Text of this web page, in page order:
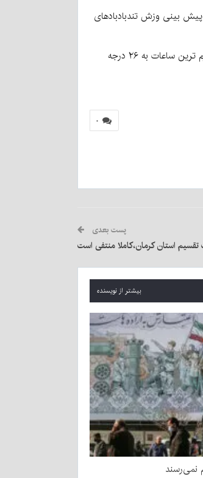
پیش بینی وزش تندبادبادهای
رییس اداره پیش بینی هواشناسی استان کرمان با بیان اینکه دمای هوای شهر کرمان صبح امروز ۸ درجه سانتیگراد بود که پیش بینی می شود در گرم ترین ساعات به ۲۶ درجه
۰
پست بعدی
استان کرمان،کاملا منتفی است
بیشتر از نویسنده
نمی‌رسند